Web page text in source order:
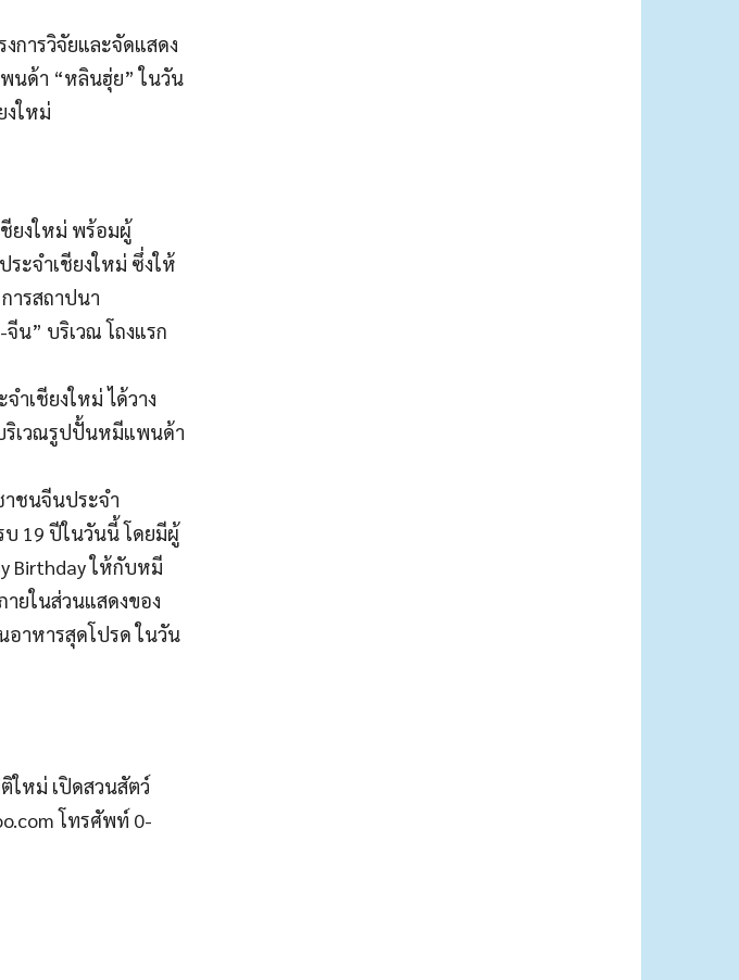
การวิจัยและจัดแสดง
นด้า “หลินฮุ่ย” ในวัน
งใหม่
ชียงใหม่ พร้อมผู้
ะจำเชียงใหม่ ซึ่งให้
ารสถาปนา
น” บริเวณ โถงแรก
เชียงใหม่ ได้วาง
ริเวณรูปปั้นหมีแพนด้า
าชนจีนประจำ
19 ปีในวันนี้ โดยมีผู้
Birthday ให้กับหมี
ยในส่วนแสดงของ
าหารสุดโปรด ในวัน
หม่ เปิดสวนสัตว์
โทรศัพท์ 0-